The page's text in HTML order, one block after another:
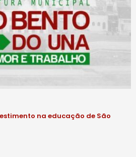
na educação de São